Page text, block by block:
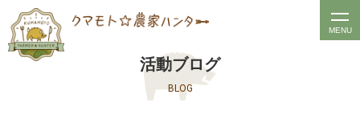
t
MENU
活動ブログ
BLOG